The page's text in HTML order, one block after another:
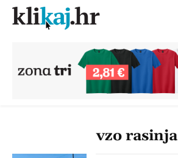
vzo rasinja